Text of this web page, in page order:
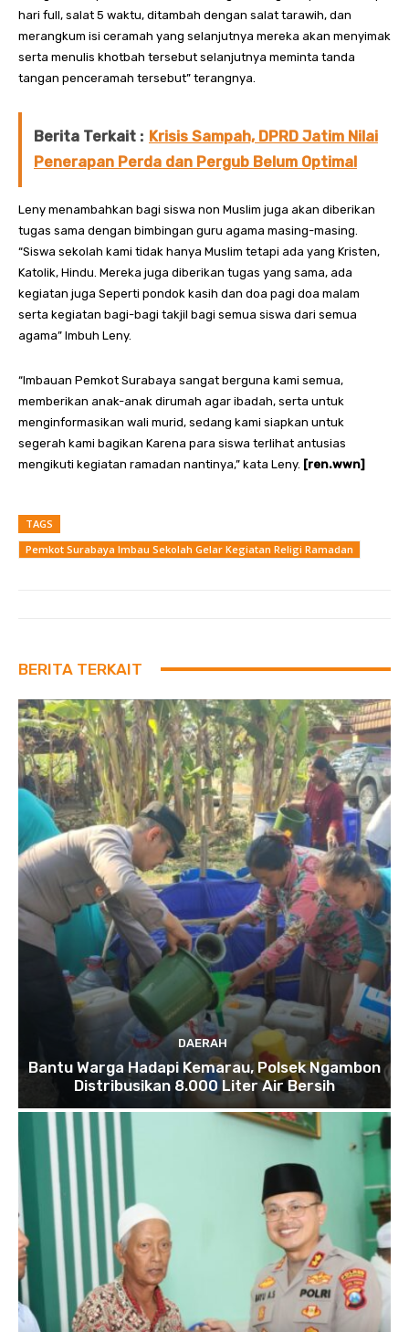
hari full, salat 5 waktu, ditambah dengan salat tarawih, dan
merangkum isi ceramah yang selanjutnya mereka akan menyimak
serta menulis khotbah tersebut selanjutnya meminta tanda
tangan penceramah tersebut” terangnya.
Berita Terkait : Krisis Sampah, DPRD Jatim Nilai
Penerapan Perda dan Pergub Belum Optimal
Leny menambahkan bagi siswa non Muslim juga akan diberikan
tugas sama dengan bimbingan guru agama masing-masing.
“Siswa sekolah kami tidak hanya Muslim tetapi ada yang Kristen,
Katolik, Hindu. Mereka juga diberikan tugas yang sama, ada
kegiatan juga Seperti pondok kasih dan doa pagi doa malam
serta kegiatan bagi-bagi takjil bagi semua siswa dari semua
agama” Imbuh Leny.
“Imbauan Pemkot Surabaya sangat berguna kami semua,
memberikan anak-anak dirumah agar ibadah, serta untuk
menginformasikan wali murid, sedang kami siapkan untuk
segerah kami bagikan Karena para siswa terlihat antusias
mengikuti kegiatan ramadan nantinya,” kata Leny. [ren.wwn]
TAGS
Pemkot Surabaya Imbau Sekolah Gelar Kegiatan Religi Ramadan
BERITA TERKAIT
DAERAH
Bantu Warga Hadapi Kemarau, Polsek Ngambon
Distribusikan 8.000 Liter Air Bersih